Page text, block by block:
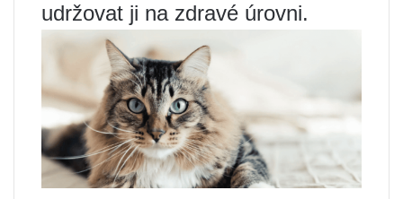
udržovat ji na zdravé úrovni.